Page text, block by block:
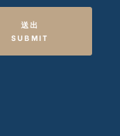
送出
SUBMIT